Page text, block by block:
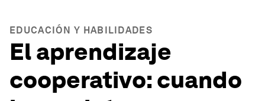
EDUCACIÓN Y HABILIDADES
El aprendizaje
cooperativo: cuando